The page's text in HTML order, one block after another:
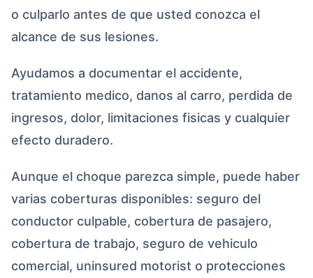
o culparlo antes de que usted conozca el
alcance de sus lesiones.
Ayudamos a documentar el accidente,
tratamiento medico, danos al carro, perdida de
ingresos, dolor, limitaciones fisicas y cualquier
efecto duradero.
Aunque el choque parezca simple, puede haber
varias coberturas disponibles: seguro del
conductor culpable, cobertura de pasajero,
cobertura de trabajo, seguro de vehiculo
comercial, uninsured motorist o protecciones